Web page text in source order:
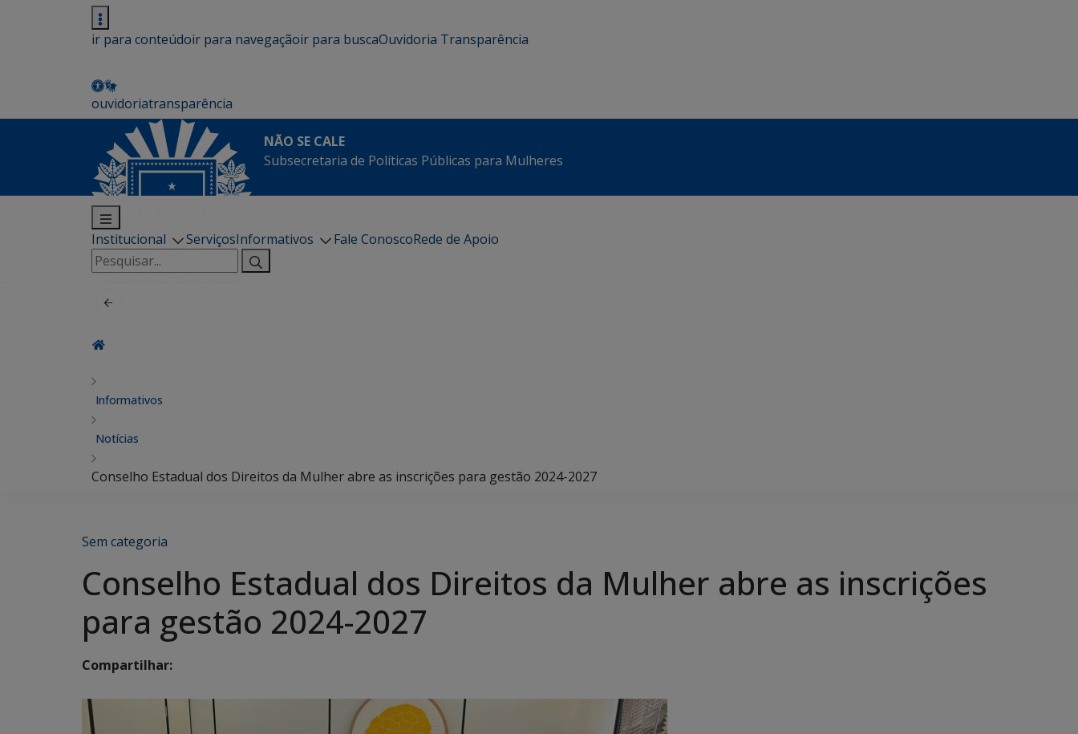
ir para conteúdoir para navegaçãoir para buscaOuvidoria Transparência
ouvidoriatransparência
NÃO SE CALE
Subsecretaria de Políticas Públicas para Mulheres
Institucional ServiçosInformativos Fale ConoscoRede de Apoio
Pesquisar
por:
Informativos
Notícias
Conselho Estadual dos Direitos da Mulher abre as inscrições para gestão 2024-2027
Sem categoria
Conselho Estadual dos Direitos da Mulher abre as inscrições
para gestão 2024-2027
Compartilhar: